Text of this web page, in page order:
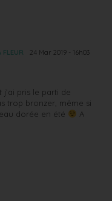
FLEUR 24 Mar 2019 - 16h03
pris le parti de
trop bronzer, même si
dorée en été
A